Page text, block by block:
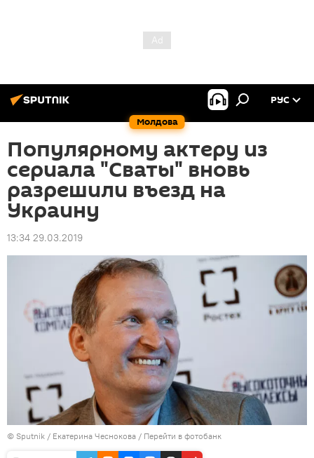
Молдова
РУС
Популярному актеру из
сериала "Сваты" вновь
разрешили въезд на
Украину
13:34 29.03.2019
© Sputnik / Екатерина Чеснокова / Перейти в фотобанк